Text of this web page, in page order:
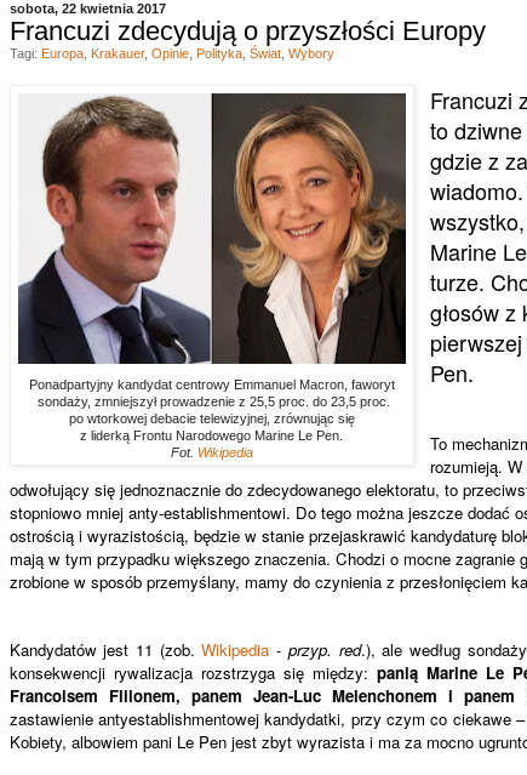
sobota, 22 kwietnia 2017
Francuzi zdecydują o przyszłości Europy
Ponadpartyjny kandydat centrowy Emmanuel Macron, faworyt
sondaży, zmniejszył prowadzenie z 25,5 proc. do 23,5 proc.
po wtorkowej debacie telewizyjnej, zrównując się
z liderką Frontu Narodowego Marine Le Pen.
Fot. Wikipedia
Francuzi
to
gdzie z
Marine
turze.
głosów
Pen.
To
rozumieją.
odwołujący się jednoznacznie do zdecydowanego elektoratu, to
stopniowo mniej anty-establishmentowi. Do tego można jeszcze dodać
ostrością i wyrazistością, będzie w stanie przejaskrawić kandydaturę
mają w tym przypadku większego znaczenia. Chodzi o mocne zagranie
zrobione w sposób przemyślany, mamy do czynienia z przesłonięciem
Kandydatów jest 11 (zob. Wikipedia - przyp. red.), ale według
konsekwencji rywalizacja rozstrzyga się między: panią Marine Le
Francoisem Fillonem, panem Jean-Luc Melenchonem i panem
zastawienie antyestablishmentowej kandydatki, przy czym co ciekawe
Kobiety, albowiem pani Le Pen jest zbyt wyrazista i ma za mocno
Tagi: Europa, Krakauer, Opinie, Polityka, Świat, Wybory